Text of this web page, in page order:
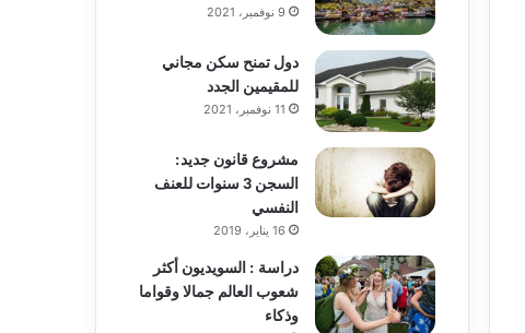
9 نوفمبر، 2021
دول تمنح سكن مجاني
للمقيمين الجدد
11 نوفمبر، 2021
مشروع قانون جديد:
السجن 3 سنوات للعنف
النفسي
16 يناير، 2019
دراسة : السويديون أكثر
شعوب العالم جمالا وقواما
وذكاء